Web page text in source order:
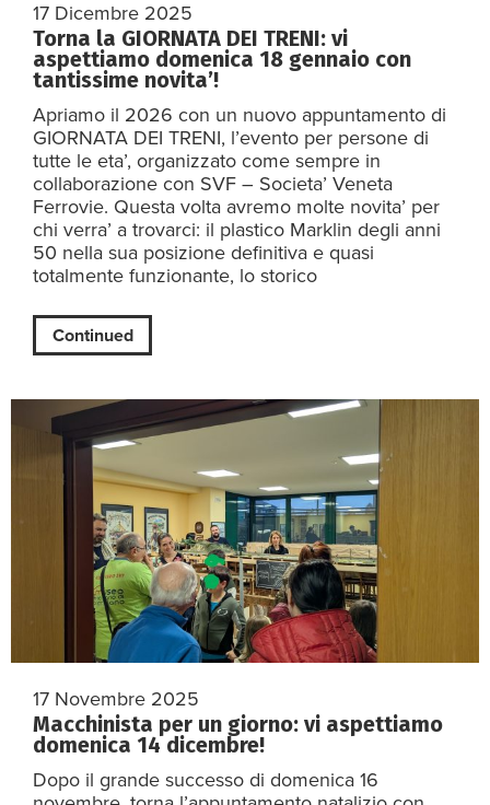
17 Dicembre 2025
Torna la GIORNATA DEI TRENI: vi
aspettiamo domenica 18 gennaio con
tantissime novita’!
Apriamo il 2026 con un nuovo appuntamento di
GIORNATA DEI TRENI, l’evento per persone di
tutte le eta’, organizzato come sempre in
collaborazione con SVF – Societa’ Veneta
Ferrovie. Questa volta avremo molte novita’ per
chi verra’ a trovarci: il plastico Marklin degli anni
50 nella sua posizione definitiva e quasi
totalmente funzionante, lo storico
Continued
17 Novembre 2025
Macchinista per un giorno: vi aspettiamo
domenica 14 dicembre!
Dopo il grande successo di domenica 16